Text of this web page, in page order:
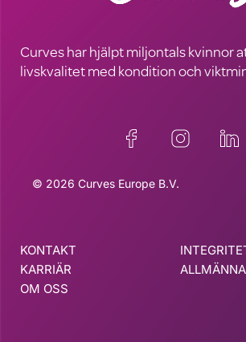
Curves har hjälpt miljontals kvinnor
livskvalitet med kondition och
© 2026 Curves Europe B.V.
KONTAKT
KARRIÄR
OM OSS